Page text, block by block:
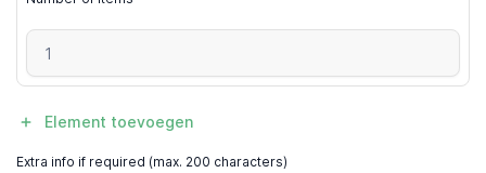
Element toevoegen
Extra info if required (max. 200 characters)